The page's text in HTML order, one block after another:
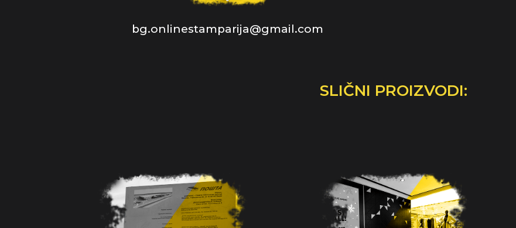
bg.onlinestamparija@gmail.com
SLIČNI PROIZVODI: